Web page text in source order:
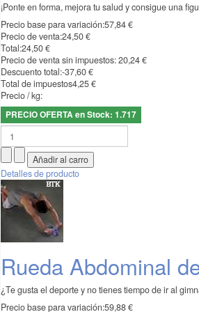
¡Ponte en forma, mejora tu salud y consigue una
Precio base para variación:57,84 €
Precio de venta:24,50 €
Total:24,50 €
Precio de venta sin impuestos:20,24 €
Descuento total:-37,60 €
Total de impuestos4,25 €
Precio / kg:
PRECIO OFERTA en Stock: 1.717
Detalles de producto
Rueda Abdominal
¿Te gusta el deporte y no tienes tiempo de ir al
Precio base para variación:59,88 €